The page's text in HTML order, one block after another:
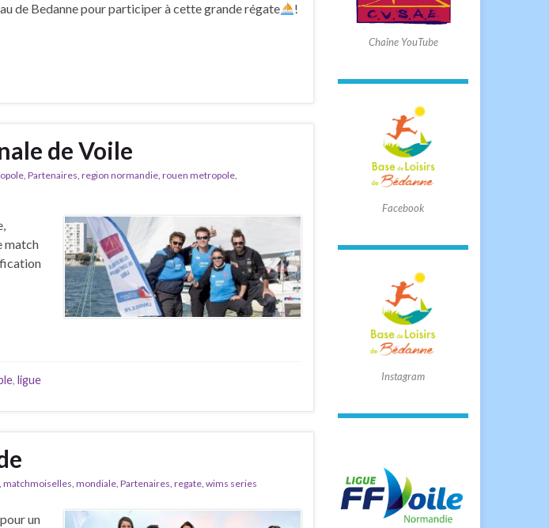
de Bedanne pour participer à cette grande régate
!
de Voile
, Partenaires, region normandie, rouen metropole,
match
, ligue
, matchmoiselles, mondiale, Partenaires, regate, wims series
un
Chaîne YouTube
Facebook
Instagram